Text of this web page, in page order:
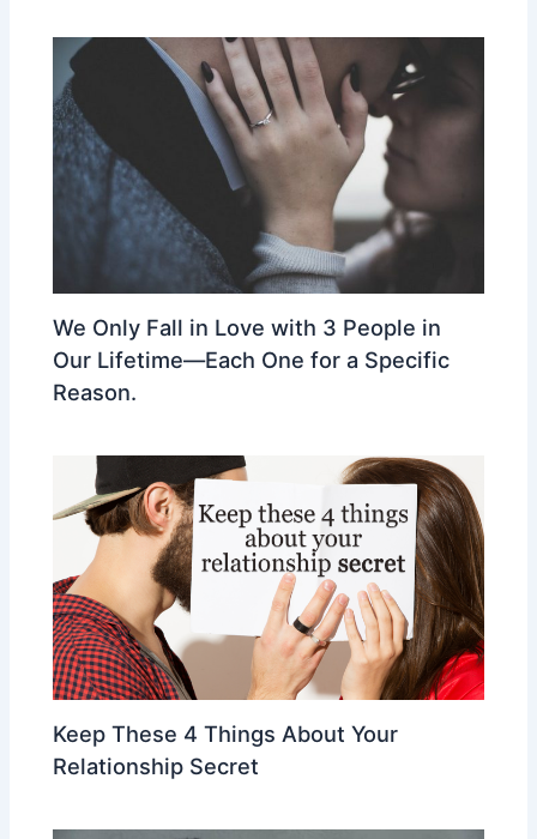
We Only Fall in Love with 3 People in
Our Lifetime—Each One for a Specific
Reason.
Keep These 4 Things About Your
Relationship Secret